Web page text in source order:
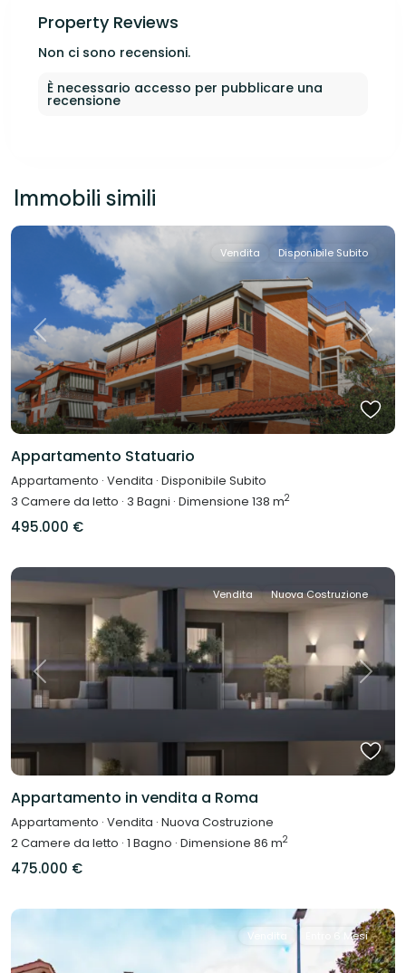
Property Reviews
Non ci sono recensioni.
È necessario accesso per pubblicare una
recensione
Immobili simili
Previous Next
Vendita Disponibile Subito
Appartamento Statuario
Appartamento · Vendita · Disponibile Subito
3 Camere da letto · 3 Bagni · Dimensione 138 m2
495.000 €
Previous Next
Vendita Nuova Costruzione
Appartamento in vendita a Roma
Appartamento · Vendita · Nuova Costruzione
2Camere da letto · 1 Bagno · Dimensione 86 m2
475.000 €
Vendita Entro 6 Mesi